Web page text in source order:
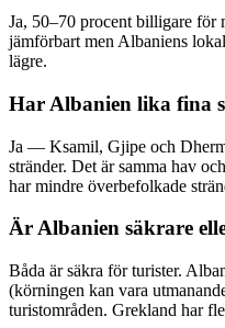
Ja, 50–70 procent billigare för
jämförbart men Albaniens
lägre.
Har Albanien lika fina
Ja — Ksamil, Gjipe och
stränder. Det är samma hav
har mindre överbefolkade
Är Albanien säkrare
Båda är säkra för turister.
(körningen kan vara
turistområden. Grekland har